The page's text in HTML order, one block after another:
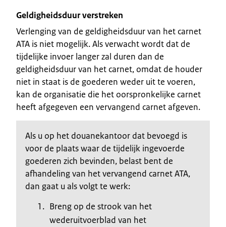
Geldigheidsduur verstreken
Verlenging van de geldigheidsduur van het carnet
ATA is niet mogelijk. Als verwacht wordt dat de
tijdelijke invoer langer zal duren dan de
geldigheidsduur van het carnet, omdat de houder
niet in staat is de goederen weder uit te voeren,
kan de organisatie die het oorspronkelijke carnet
heeft afgegeven een vervangend carnet afgeven.
Als u op het douanekantoor dat bevoegd is
voor de plaats waar de tijdelijk ingevoerde
goederen zich bevinden, belast bent de
afhandeling van het vervangend carnet ATA,
dan gaat u als volgt te werk:
Breng op de strook van het
wederuitvoerblad van het